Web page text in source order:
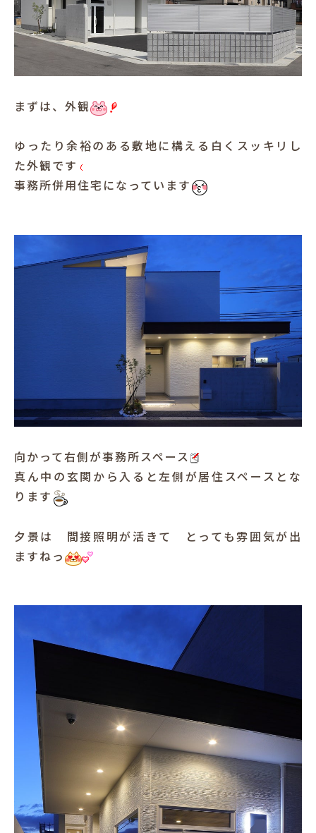
お客様の声
まずは、外観
ゆったり余裕のある敷地に構える白くスッキリし
た外観です
事務所併用住宅になっています
向かって右側が事務所スペース
真ん中の玄関から入ると左側が居住スペースとな
ります
夕景は 間接照明が活きて とっても雰囲気が出
ますねっ